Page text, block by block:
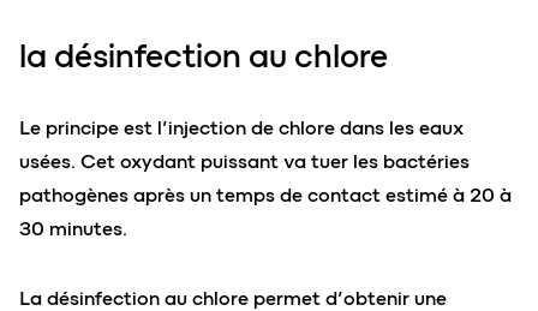
la désinfection au chlore
Le principe est l’injection de chlore dans les eaux
usées. Cet oxydant puissant va tuer les bactéries
pathogènes après un temps de contact estimé à 20 à
30 minutes.
La désinfection au chlore permet d’obtenir une